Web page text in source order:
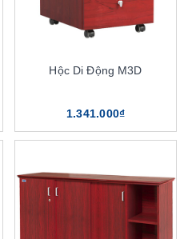
Hộc Di Động M3D
1.341.000₫